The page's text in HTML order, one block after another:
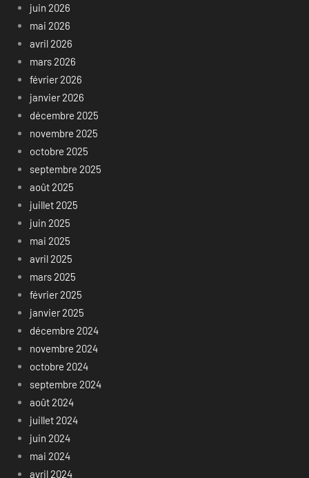
juin 2026
mai 2026
avril 2026
mars 2026
février 2026
janvier 2026
décembre 2025
novembre 2025
octobre 2025
septembre 2025
août 2025
juillet 2025
juin 2025
mai 2025
avril 2025
mars 2025
février 2025
janvier 2025
décembre 2024
novembre 2024
octobre 2024
septembre 2024
août 2024
juillet 2024
juin 2024
mai 2024
avril 2024